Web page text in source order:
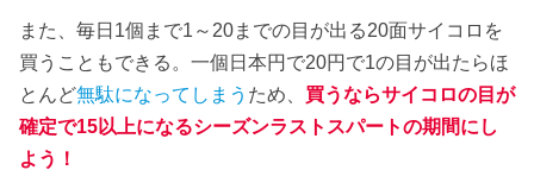
また、毎日1個まで1～20までの目が出る20面サイコロを
買うこともできる。一個日本円で20円で1の目が出たらほ
とんど無駄になってしまう ため、 買うならサイコロの目が
確定で15以上になるシーズンラストスパートの期間にし
よう！